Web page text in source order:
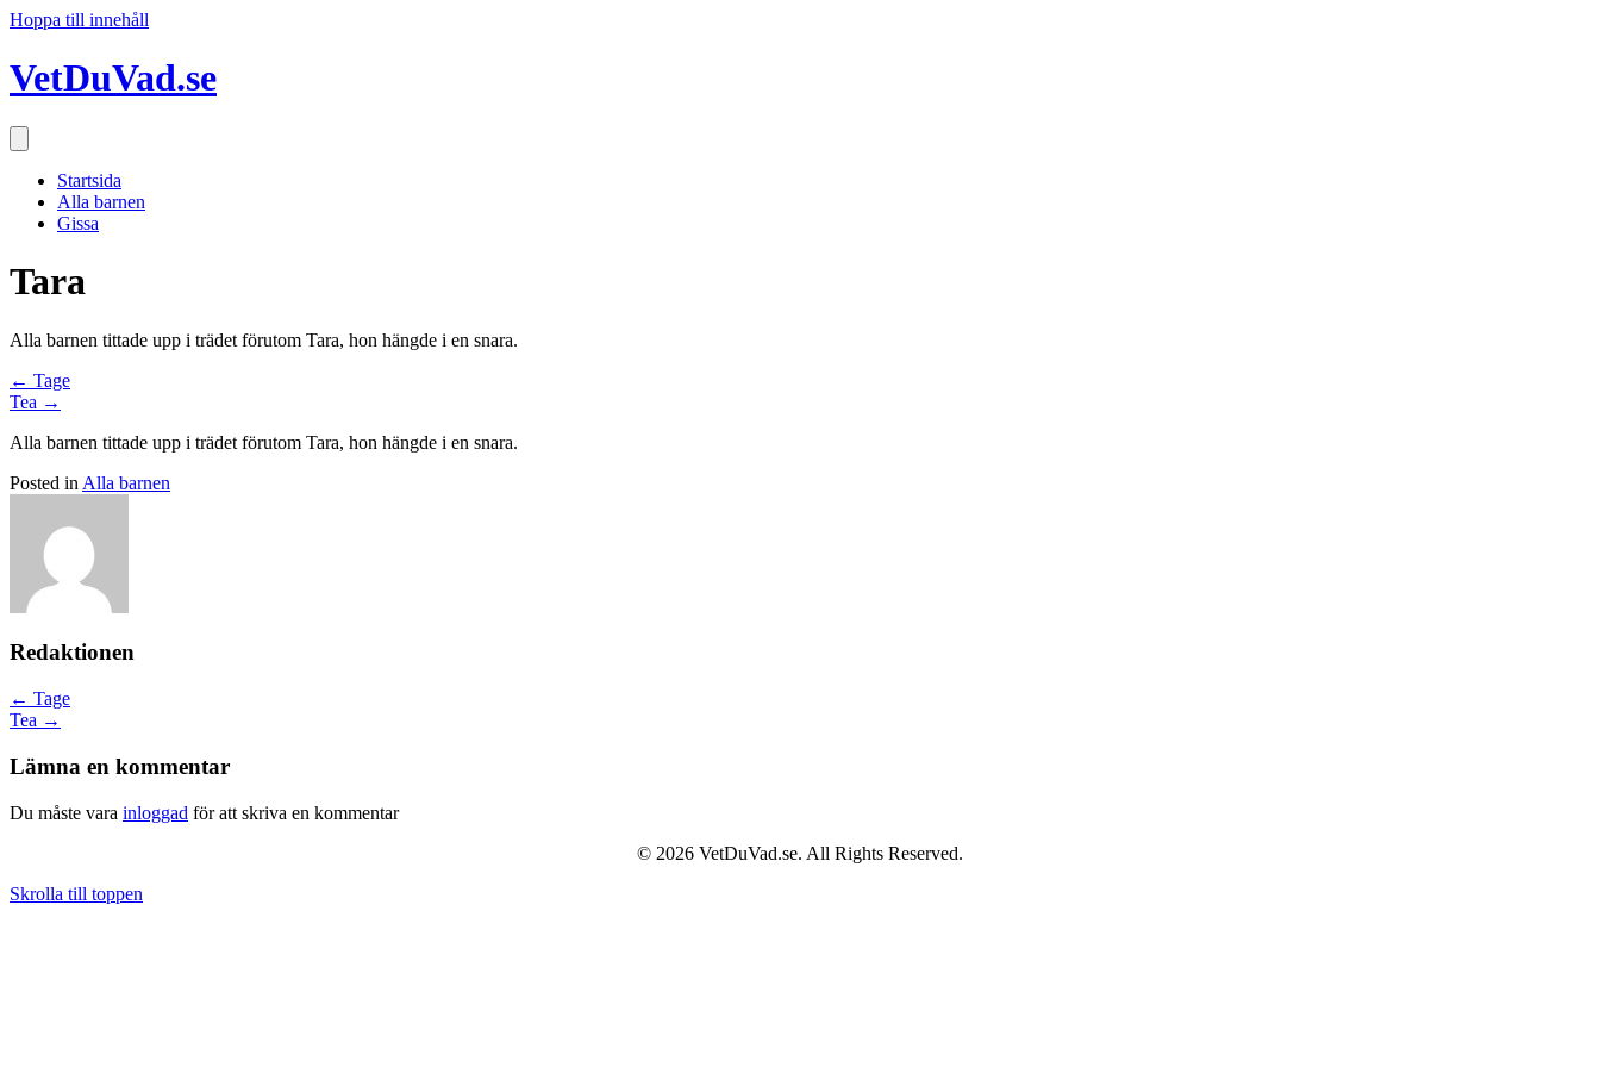
Hoppa till innehåll
VetDuVad.se
Startsida
Alla barnen
Gissa
Tara
Alla barnen tittade upp i trädet förutom Tara, hon hängde i en snara.
Posts
navigation
← Tage
Tea →
Alla barnen tittade upp i trädet förutom Tara, hon hängde i en snara.
Posted in Alla barnen
Redaktionen
Posts
navigation
← Tage
Tea →
Lämna en kommentar
Du måste vara inloggad för att skriva en kommentar
© 2026 VetDuVad.se. All Rights Reserved.
Skrolla till toppen